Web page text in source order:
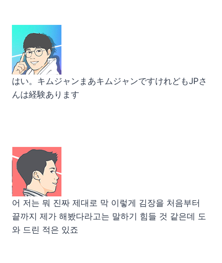
はい。キムジャンまあキムジャンですけれどもJPさ
んは経験あります
어 저는 뭐 진짜 제대로 막 이렇게 김장을 처음부터
끝까지 제가 해봤다라고는 말하기 힘들 것 같은데 도
와 드린 적은 있죠